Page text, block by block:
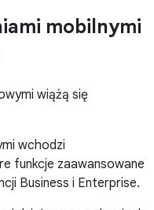
mobilnymi
wiążą się
wchodzi
funkcje zaawansowane
Business i Enterprise.